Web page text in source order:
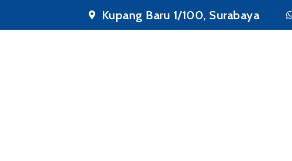
Kupang Baru 1/100, Surabaya